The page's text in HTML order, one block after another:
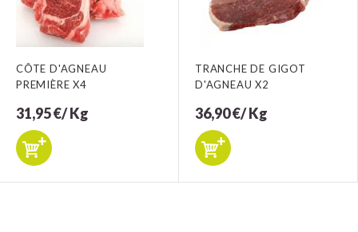
CÔTE D'AGNEAU
PREMIÈRE X4
31,95 €/ Kg
TRANCHE DE GIGOT
D'AGNEAU X2
36,90 €/ Kg